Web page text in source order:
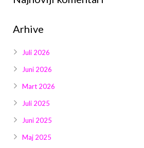
Galerija 2024
Galerija 2025
Arhive
Juli 2026
Juni 2026
Mart 2026
Juli 2025
Juni 2025
Maj 2025